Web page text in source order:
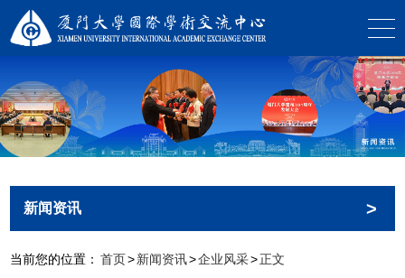
新闻资讯 >
当前您的位置： 首页>新闻资讯>企业风采>正文